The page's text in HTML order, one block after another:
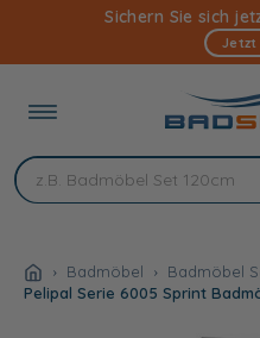
Inhalt
Sichern Sie sich
Jetzt
Badmöbel
Badmöbel
Pelipal Serie 6005 Sprint